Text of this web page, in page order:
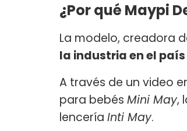
¿Por qué Maypi
La modelo, creadora
la industria en el país
A través de un video
para bebés Mini May,
lencería Inti May.